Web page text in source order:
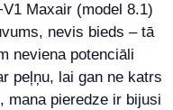
Maxair (model 8.1)
nevis bieds – tā
neviena potenciāli
peļņu, lai gan ne katrs
mana pieredze ir bijusi